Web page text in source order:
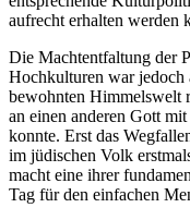
aufrecht erhalten werden
Die Machtentfaltung der
Hochkulturen war jedoch
bewohnten Himmelswelt
an einen anderen Gott
konnte. Erst das
im jüdischen Volk
macht eine ihrer
Tag für den einfachen